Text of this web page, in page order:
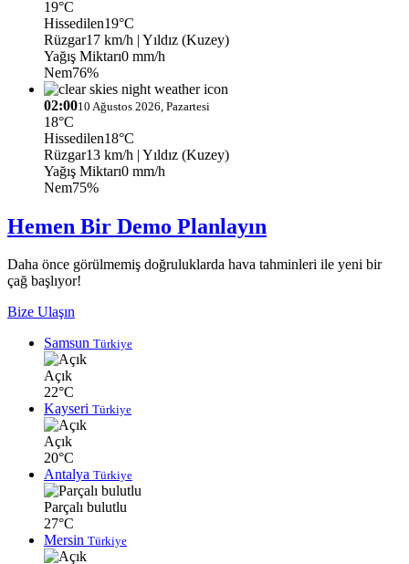
19°C
Hissedilen19°C
Rüzgar17 km/h | Yıldız (Kuzey)
Yağış Miktarı0 mm/h
Nem76%
02:0010 Ağustos 2026, Pazartesi
18°C
Hissedilen18°C
Rüzgar13 km/h | Yıldız (Kuzey)
Yağış Miktarı0 mm/h
Nem75%
Hemen Bir Demo Planlayın
Daha önce görülmemiş doğruluklarda hava tahminleri ile yeni bir
çağ başlıyor!
Bize Ulaşın
Samsun Türkiye
Açık
22°C
Kayseri Türkiye
Açık
20°C
Antalya Türkiye
Parçalı bulutlu
27°C
Mersin Türkiye